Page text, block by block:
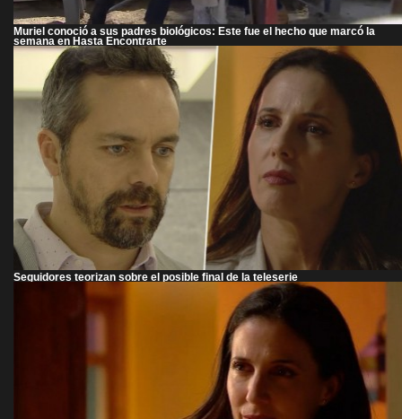
Muriel conoció a sus padres biológicos: Este fue el hecho que marcó la
semana en Hasta Encontrarte
Seguidores teorizan sobre el posible final de la teleserie